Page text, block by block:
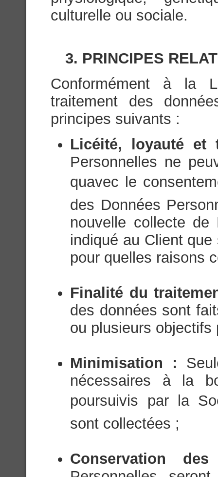
culturelle ou sociale.
3. PRINCIPES
Conformément à la
traitement des
principes suivants :
Licéité, loyauté et
Personnelles ne
quavec le
des Données
nouvelle collecte de
indiqué au Client
pour quelles raisons
Finalité du
des données sont
ou plusieurs objectifs
Minimisation :
nécessaires à la
poursuivis par la
sont collectées ;
Conservation